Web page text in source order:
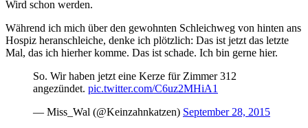
Wird schon werden.
Während ich mich über den gewohnten Schleichweg von hinten ans
Hospiz heranschleiche, denke ich plötzlich: Das ist jetzt das letzte
Mal, das ich hierher komme. Das ist schade. Ich bin gerne hier.
So. Wir haben jetzt eine Kerze für Zimmer 312
angezündet. pic.twitter.com/C6uz2MHiA1
— Miss_Wal (@Keinzahnkatzen) September 28, 2015